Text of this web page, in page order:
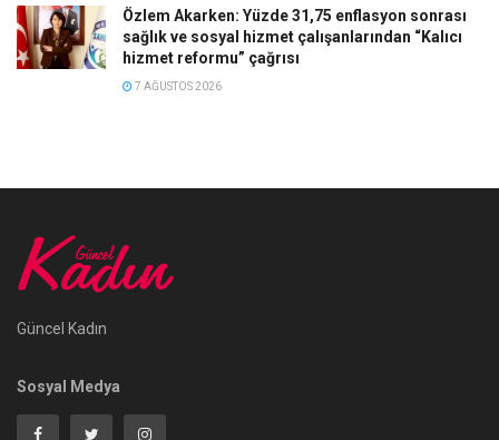
Özlem Akarken: Yüzde 31,75 enflasyon sonrası
sağlık ve sosyal hizmet çalışanlarından “Kalıcı
hizmet reformu” çağrısı
7 AĞUSTOS 2026
Güncel Kadın
Sosyal Medya